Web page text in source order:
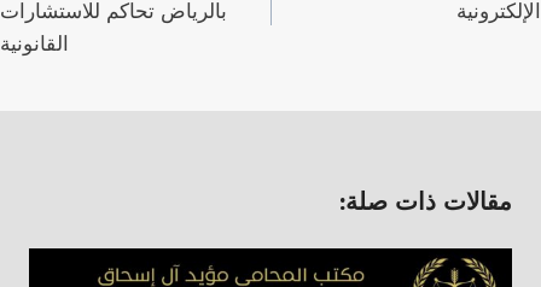
الإلكترونية
بالرياض تحاكم للاستشارات
القانونية
مقالات ذات صلة: